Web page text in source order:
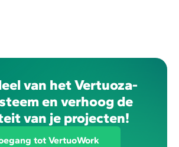
van het Vertuoza-
en verhoog de
van je projecten!
tot VertuoWork